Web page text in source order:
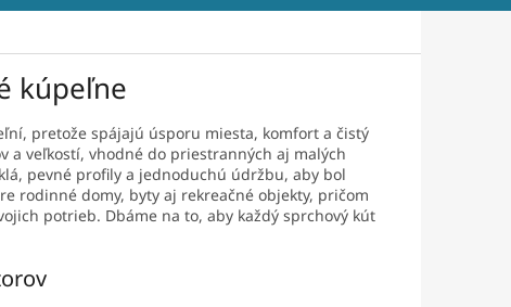
kúpeľne
pretože spájajú úsporu miesta, komfort a čistý
a veľkostí, vhodné do priestranných aj malých
pevné profily a jednoduchú údržbu, aby bol
rodinné domy, byty aj rekreačné objekty, pričom
potrieb. Dbáme na to, aby každý sprchový kút